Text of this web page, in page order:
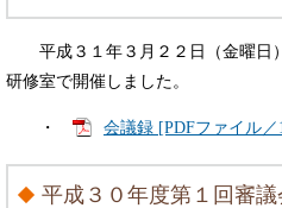
平成３１年３月２２日（金曜日
研修室で開催しました。
・ 会議録 [PDFファイル／
平成３０年度第１回審議